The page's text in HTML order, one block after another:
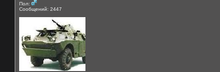
Пол:
Сообщений: 2447